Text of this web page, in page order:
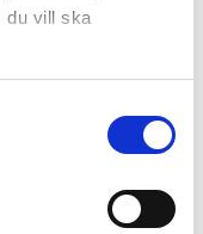
du vill ska